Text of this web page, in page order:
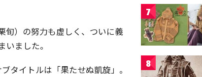
旬）の努力も虚しく、ついに義
いました。
タイトルは「果たせぬ凱旋」。
7
8